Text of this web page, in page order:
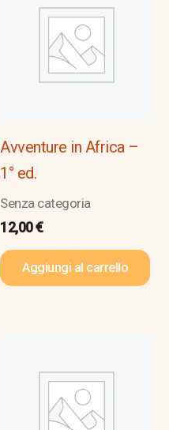
Avventure in Africa –
1° ed.
Senza categoria
12,00€
Aggiungi al carrello